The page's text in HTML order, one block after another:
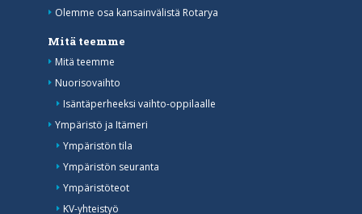
Olemme osa kansainvälistä Rotarya
Mitä teemme
Mitä teemme
Nuorisovaihto
Isäntäperheeksi vaihto-oppilaalle
Ympäristö ja Itämeri
Ympäristön tila
Ympäristön seuranta
Ympäristöteot
KV-yhteistyö